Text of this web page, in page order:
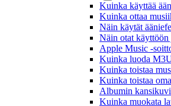
Kuinka käyttää
Kuinka ottaa
Näin käytät
Näin otat käyttöön
Apple Music -
Kuinka luoda
Kuinka toistaa
Kuinka toistaa
Albumin
Kuinka muokata